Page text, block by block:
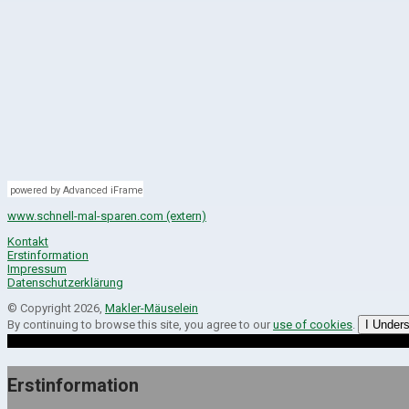
powered by Advanced iFrame
www.schnell-mal-sparen.com (extern)
Kontakt
Erstinformation
Impressum
Datenschutzerklärung
© Copyright 2026, Makler-Mäuselein
By continuing to browse this site, you agree to our use of cookies I
Erstinformation